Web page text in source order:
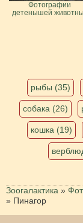
Фотографии
детенышей
рыбы (35)
собака (26)
кошка (19)
Зоогалактика »
» Пинагор